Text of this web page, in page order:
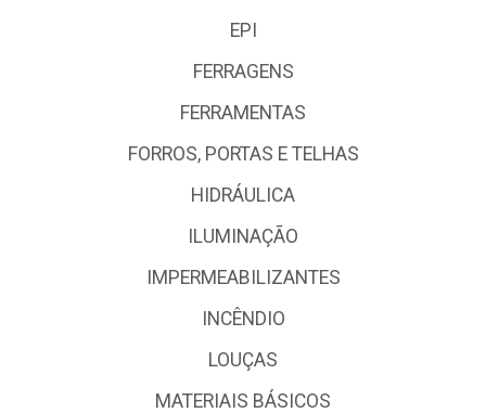
EPI
FERRAGENS
FERRAMENTAS
FORROS, PORTAS E TELHAS
HIDRÁULICA
ILUMINAÇÃO
IMPERMEABILIZANTES
INCÊNDIO
LOUÇAS
MATERIAIS BÁSICOS